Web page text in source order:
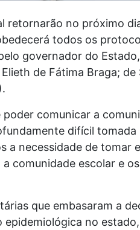
retornarão no próximo
todos os
governador do
de Fátima Braga; de
comunicar a
difícil
necessidade de tomar
comunidade escolar e
que embasaram a
no